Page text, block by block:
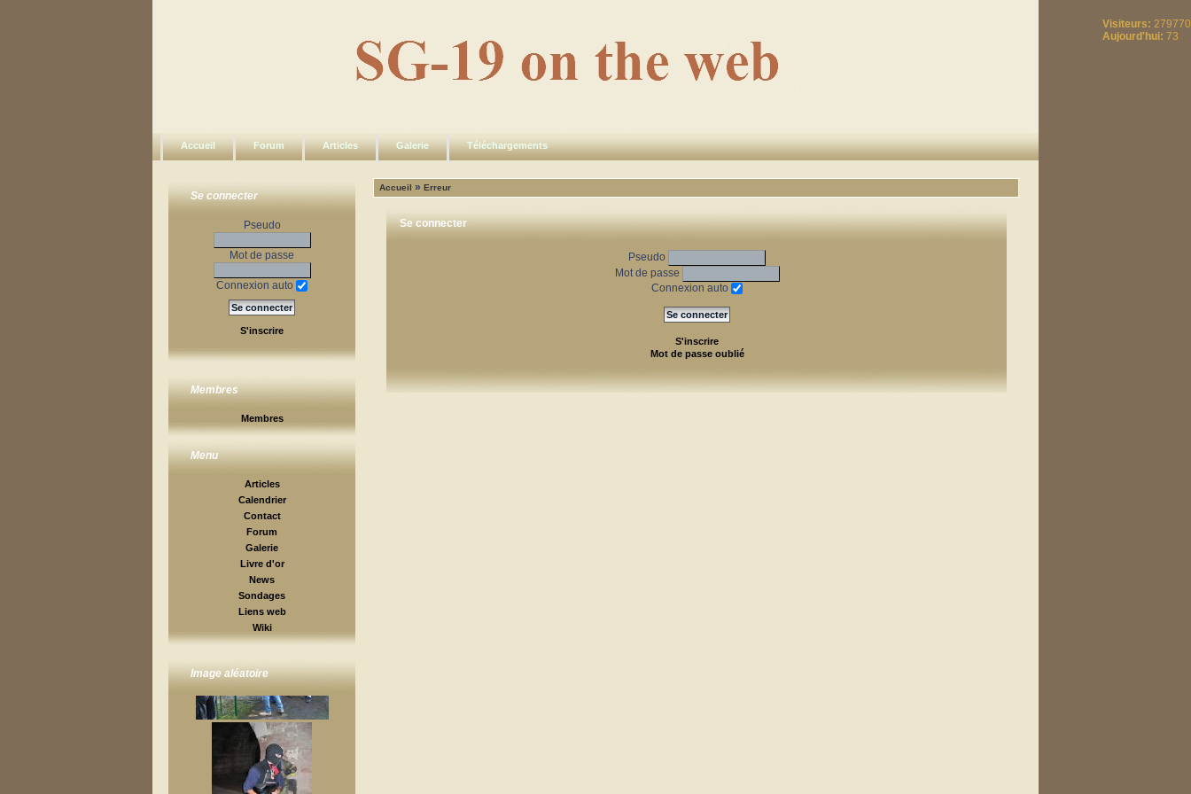
Accueil Forum Articles Galerie Téléchargements
Visiteurs: 279770
Aujourd'hui: 73
Se connecter
Pseudo
Mot de passe
Connexion auto
S'inscrire
Membres
Membres
Menu
Articles
Calendrier
Contact
Forum
Galerie
Livre d'or
News
Sondages
Liens web
Wiki
Image aléatoire
Accueil »Erreur
Se connecter
Pseudo
Mot de passe
Connexion auto
S'inscrire
Mot de passe oublié